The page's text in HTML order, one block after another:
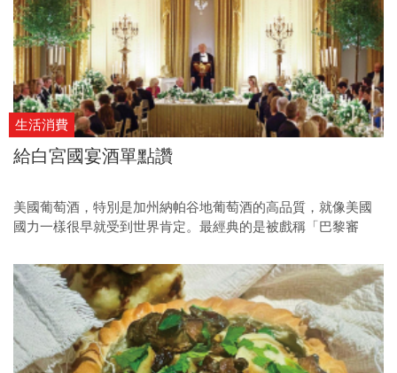
生活消費
給白宮國宴酒單點讚
美國葡萄酒，特別是加州納帕谷地葡萄酒的高品質，就像美國
國力一樣很早就受到世界肯定。最經典的是被戲稱「巴黎審
競賽中，加州酒完勝法國布根地白酒與波爾多紅酒，跌破老派
專家眼鏡，也為所謂「新世界葡萄酒」的定位與定價開啟了新
篇章。